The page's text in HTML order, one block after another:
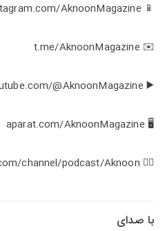
📱 instagram.com/AknoonMagazine
✉️ t.me/AknoonMagazine
▶️ youtube.com/@AknoonMagazine
🖥 aparat.com/AknoonMagazine
👂🏻 shenoto.com/channel/podcast/Aknoon
با صدای